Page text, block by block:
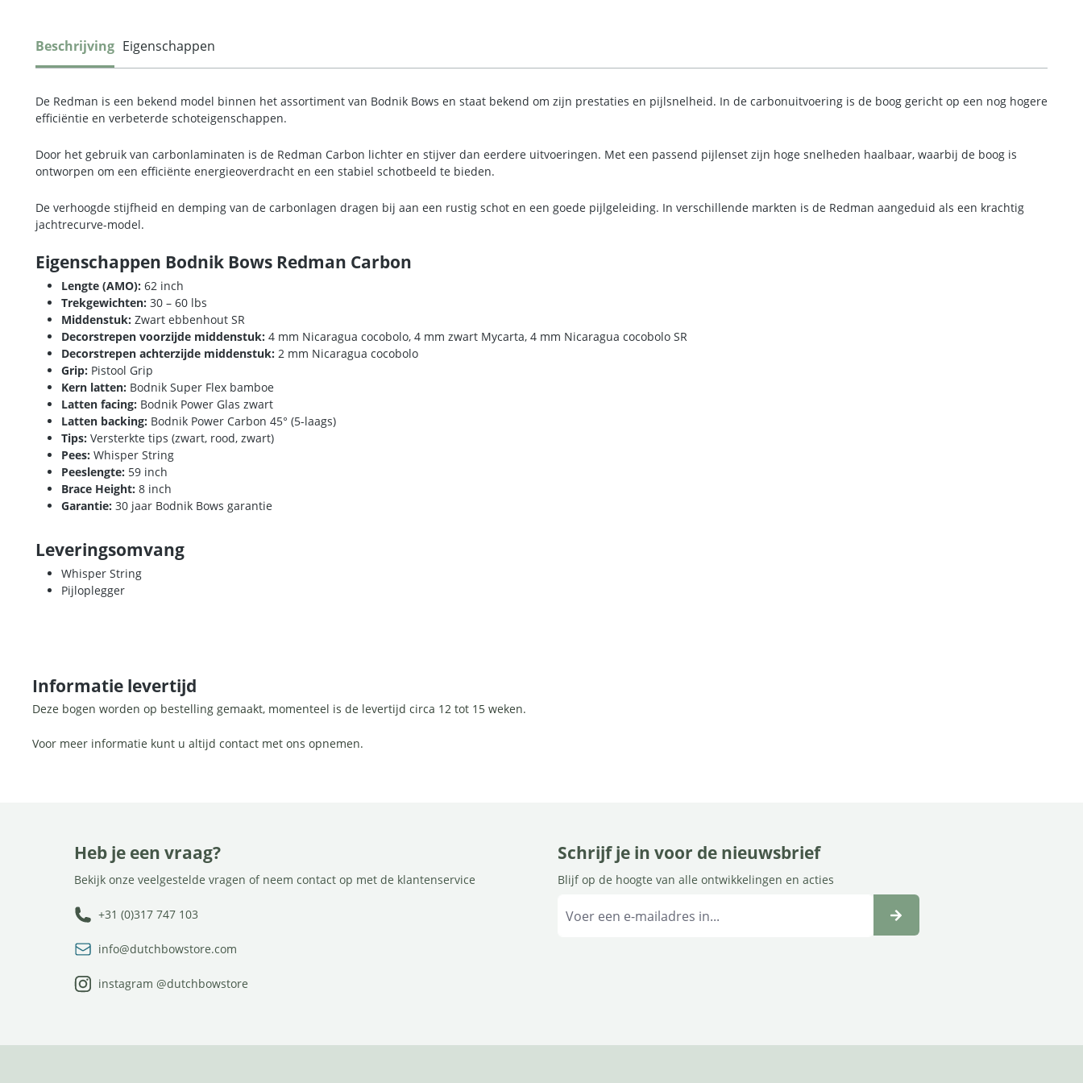
Beschrijving Eigenschappen
De Redman is een bekend model binnen het assortiment van Bodnik Bows en staat bekend om zijn prestaties en pijlsnelheid. In de carbonuitvoering is de boog gericht op een nog hogere
efficiëntie en verbeterde schoteigenschappen.
Door het gebruik van carbonlaminaten is de Redman Carbon lichter en stijver dan eerdere uitvoeringen. Met een passend pijlenset zijn hoge snelheden haalbaar, waarbij de boog is
ontworpen om een efficiënte energieoverdracht en een stabiel schotbeeld te bieden.
De verhoogde stijfheid en demping van de carbonlagen dragen bij aan een rustig schot en een goede pijlgeleiding. In verschillende markten is de Redman aangeduid als een krachtig
jachtrecurve-model.
Eigenschappen Bodnik Bows Redman Carbon
Lengte (AMO): 62 inch
Trekgewichten: 30 – 60 lbs
Middenstuk: Zwart ebbenhout SR
Decorstrepen voorzijde middenstuk: 4 mm Nicaragua cocobolo, 4 mm zwart Mycarta, 4 mm Nicaragua cocobolo SR
Decorstrepen achterzijde middenstuk: 2 mm Nicaragua cocobolo
Grip: Pistool Grip
Kern latten: Bodnik Super Flex bamboe
Latten facing: Bodnik Power Glas zwart
Latten backing: Bodnik Power Carbon 45° (5-laags)
Tips: Versterkte tips (zwart, rood, zwart)
Pees: Whisper String
Peeslengte: 59 inch
Brace Height: 8 inch
Garantie: 30 jaar Bodnik Bows garantie
Leveringsomvang
Whisper String
Pijloplegger
Informatie levertijd
Deze bogen worden op bestelling gemaakt, momenteel is de levertijd circa 12 tot 15 weken.
Voor meer informatie kunt u altijd contact met ons opnemen.
Heb je een vraag?
Bekijk onze veelgestelde vragen of neem contact op met de klantenservice
+31 (0)317 747 103
info@dutchbowstore.com
instagram @dutchbowstore
Schrijf je in voor de nieuwsbrief
Blijf op de hoogte van alle ontwikkelingen en acties